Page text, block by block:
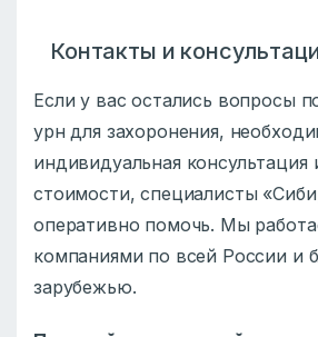
Контакты и
Если у вас остались вопросы
урн для захоронения,
индивидуальная консультация
стоимости, специалисты
оперативно помочь. Мы
компаниями по всей России и
зарубежью.